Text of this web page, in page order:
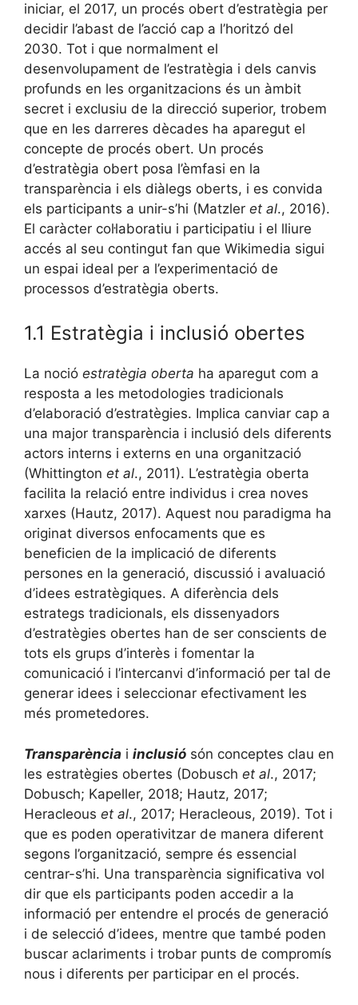
iniciar, el 2017, un procés obert d’estratègia per
decidir l’abast de l’acció cap a l’horitzó del
2030. Tot i que normalment el
desenvolupament de l’estratègia i dels canvis
profunds en les organitzacions és un àmbit
secret i exclusiu de la direcció superior, trobem
que en les darreres dècades ha aparegut el
concepte de procés obert. Un procés
d’estratègia obert posa l’èmfasi en la
transparència i els diàlegs oberts, i es convida
els participants a unir-s’hi (Matzler et al., 2016).
El caràcter col·laboratiu i participatiu i el lliure
accés al seu contingut fan que Wikimedia sigui
un espai ideal per a l’experimentació de
processos d’estratègia oberts.
1.1 Estratègia i inclusió obertes
La noció estratègia oberta ha aparegut com a
resposta a les metodologies tradicionals
d’elaboració d’estratègies. Implica canviar cap a
una major transparència i inclusió dels diferents
actors interns i externs en una organització
(Whittington et al., 2011). L’estratègia oberta
facilita la relació entre individus i crea noves
xarxes (Hautz, 2017). Aquest nou paradigma ha
originat diversos enfocaments que es
beneficien de la implicació de diferents
persones en la generació, discussió i avaluació
d’idees estratègiques. A diferència dels
estrategs tradicionals, els dissenyadors
d’estratègies obertes han de ser conscients de
tots els grups d’interès i fomentar la
comunicació i l’intercanvi d’informació per tal de
generar idees i seleccionar efectivament les
més prometedores.
Transparència i inclusió són conceptes clau en
les estratègies obertes (Dobusch et al., 2017;
Dobusch; Kapeller, 2018; Hautz, 2017;
Heracleous et al., 2017; Heracleous, 2019). Tot i
que es poden operativitzar de manera diferent
segons l’organització, sempre és essencial
centrar-s’hi. Una transparència significativa vol
dir que els participants poden accedir a la
informació per entendre el procés de generació
i de selecció d’idees, mentre que també poden
buscar aclariments i trobar punts de compromís
nous i diferents per participar en el procés.